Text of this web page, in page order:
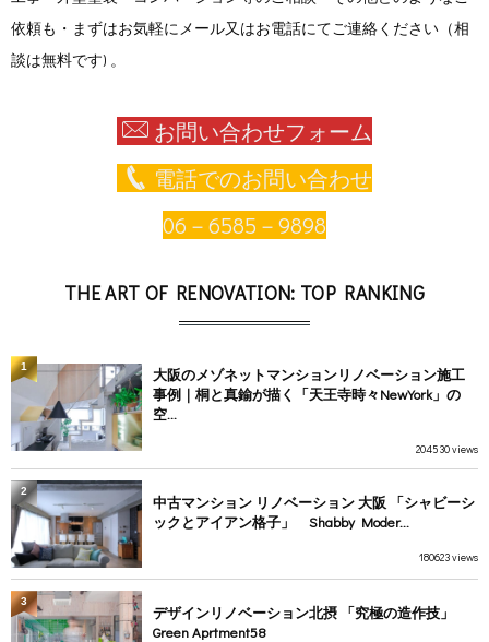
依頼も・まずはお気軽にメール又はお電話にてご連絡ください（相
談は無料です) 。
お問い合わせフォーム
電話でのお問い合わせ
06－6585－9898
THE ART OF RENOVATION: TOP RANKING
大阪のメゾネットマンションリノベーション施工
事例｜桐と真鍮が描く「天王寺時々NewYork」の
空...
204530 views
1
中古マンション リノベーション 大阪 「シャビーシ
ックとアイアン格子」 Shabby Moder...
180623 views
2
デザインリノベーション北摂 「究極の造作技」
Green Aprtment58
3